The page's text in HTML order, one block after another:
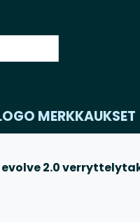
MERKKAUKSET
2.0